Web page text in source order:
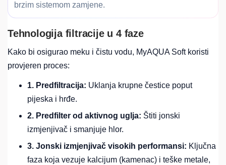
brzim sistemom zamjene.
Tehnologija filtracije u 4 faze
Kako bi osigurao meku i čistu vodu, MyAQUA Soft koristi
provjeren proces:
1. Predfiltracija: Uklanja krupne čestice poput
pijeska i hrđe.
2. Predfilter od aktivnog uglja: Štiti jonski
izmjenjivač i smanjuje hlor.
3. Jonski izmjenjivač visokih performansi: Ključna
faza koja vezuje kalcijum (kamenac) i teške metale,